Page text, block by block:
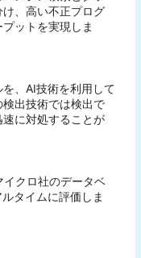
、高い不正プログ
ットを実現しま
、AI技術を利用して
出技術では検出で
に対処することが
クロ社のデータベ
タイムに評価しま